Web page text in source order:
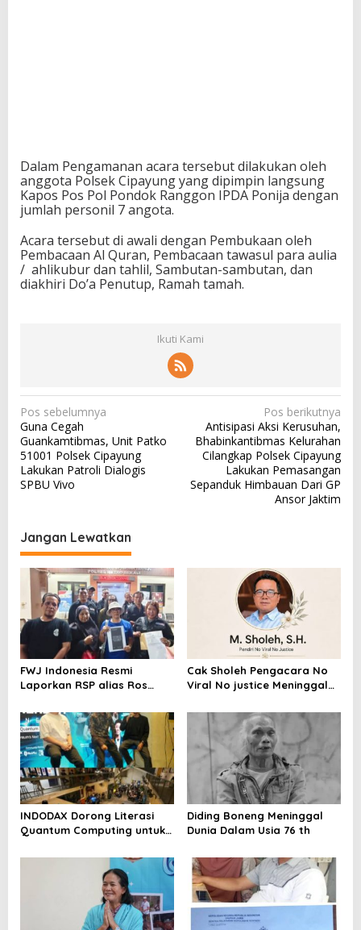
Dalam Pengamanan acara tersebut dilakukan oleh
anggota Polsek Cipayung yang dipimpin langsung
Kapos Pos Pol Pondok Ranggon IPDA Ponija dengan
jumlah personil 7 angota.
Acara tersebut di awali dengan Pembukaan oleh
Pembacaan Al Quran, Pembacaan tawasul para aulia
/ ahlikubur dan tahlil, Sambutan-sambutan, dan
diakhiri Do’a Penutup, Ramah tamah.
Ikuti Kami
N
a
v
i
s
i
p
o
s
Pos sebelumnya
Guna Cegah
Guankamtibmas, Unit Patko
51001 Polsek Cipayung
Lakukan Patroli Dialogis
SPBU Vivo
Pos berikutnya
Antisipasi Aksi Kerusuhan,
Bhabinkantibmas Kelurahan
Cilangkap Polsek Cipayung
Lakukan Pemasangan
Sepanduk Himbauan Dari GP
Ansor Jaktim
Jangan Lewatkan
FWJ Indonesia Resmi
Laporkan RSP alias Ros
Cak Sholeh Pengacara No
Viral No justice Meninggal
INDODAX Dorong Literasi
Quantum Computing untuk
Blockchain
Diding Boneng Meninggal
Dunia Dalam Usia 76 th